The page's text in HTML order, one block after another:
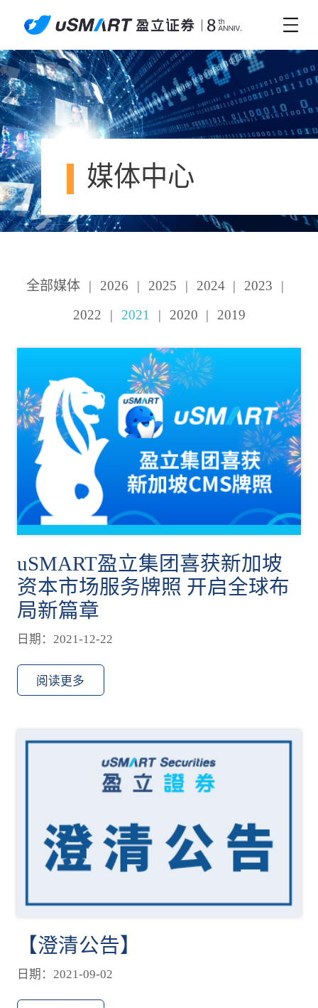
媒体中心
全部媒体 | 2026 | 2025 | 2024 | 2023
|
2022
| 2021 | 2020 | 2019
uSMART盈立集团喜获新加坡
资本市场服务牌照 开启全球布
局新篇章
日期：2021-12-22
阅读更多
【澄清公告】
日期：2021-09-02